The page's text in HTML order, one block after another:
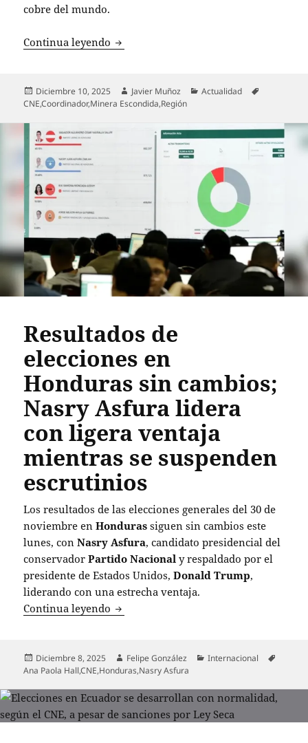
cobre del mundo.
Continua leyendo Accionistas de Anglo American y
Publicado
el
Diciembre 10, 2025 Autor
Javier Muñoz Categorías
Actualidad
CNE,Coordinador,Minera Escondida,Región
Resultados de
elecciones en
Honduras sin cambios;
Nasry Asfura lidera
con ligera ventaja
mientras se suspenden
escrutinios
Los resultados de las elecciones generales del 30 de
noviembre enHonduras siguen sin cambios este
lunes, conNasry Asfura, candidato presidencial del
conservadorPartido Nacional y respaldado por el
presidente de Estados Unidos,Donald Trump,
liderando con una estrecha ventaja.
Continua leyendo Resultados de elecciones en
Publicado
el
Diciembre 8, 2025 Autor
Felipe González Categorías
Internacional
Ana Paola Hall,CNE,Honduras,Nasry Asfura